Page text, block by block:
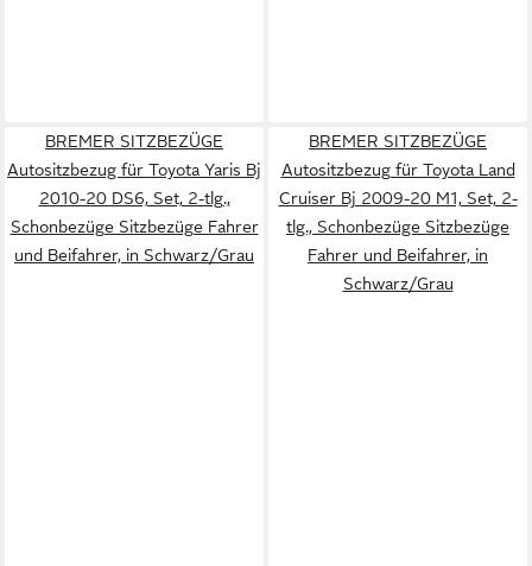
BREMER SITZBEZÜGE
Autositzbezug für Toyota Yaris Bj
2010-20 DS6, Set, 2-tlg.,
Schonbezüge Sitzbezüge Fahrer
und Beifahrer, in Schwarz/Grau
BREMER SITZBEZÜGE
Autositzbezug für Toyota Land
Cruiser Bj 2009-20 M1, Set, 2-
tlg., Schonbezüge Sitzbezüge
Fahrer und Beifahrer, in
Schwarz/Grau